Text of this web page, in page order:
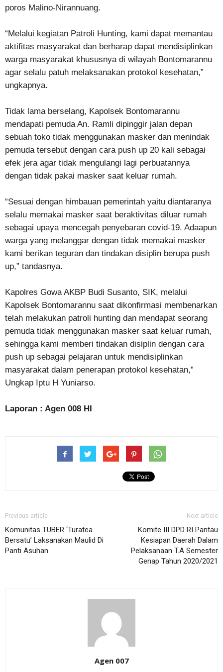
poros Malino-Nirannuang.
“Melalui kegiatan Patroli Hunting, kami dapat memantau
aktifitas masyarakat dan berharap dapat mendisiplinkan
warga masyarakat khususnya di wilayah Bontomarannu
agar selalu patuh melaksanakan protokol kesehatan,”
ungkapnya.
Tidak lama berselang, Kapolsek Bontomarannu
mendapati pemuda An. Ramli dipinggir jalan depan
sebuah toko tidak menggunakan masker dan menindak
pemuda tersebut dengan cara push up 20 kali sebagai
efek jera agar tidak mengulangi lagi perbuatannya
dengan tidak pakai masker saat keluar rumah.
“Sesuai dengan himbauan pemerintah yaitu diantaranya
selalu memakai masker saat beraktivitas diluar rumah
sebagai upaya mencegah penyebaran covid-19. Adaapun
warga yang melanggar dengan tidak memakai masker
kami berikan teguran dan tindakan disiplin berupa push
up,” tandasnya.
Kapolres Gowa AKBP Budi Susanto, SIK, melalui
Kapolsek Bontomarannu saat dikonfirmasi membenarkan
telah melakukan patroli hunting dan mendapat seorang
pemuda tidak menggunakan masker saat keluar rumah,
sehingga kami memberi tindakan disiplin dengan cara
push up sebagai pelajaran untuk mendisiplinkan
masyarakat dalam penerapan protokol kesehatan,”
Ungkap Iptu H Yuniarso.
Laporan : Agen 008 HI
Previous article
Komunitas TUBER ‘Turatea
Bersatu’ Laksanakan Maulid Di
Panti Asuhan
Next article
Komite III DPD RI Pantau
Kesiapan Daerah Dalam
Pelaksanaan T.A Semester
Genap Tahun 2020/2021
Agen 007